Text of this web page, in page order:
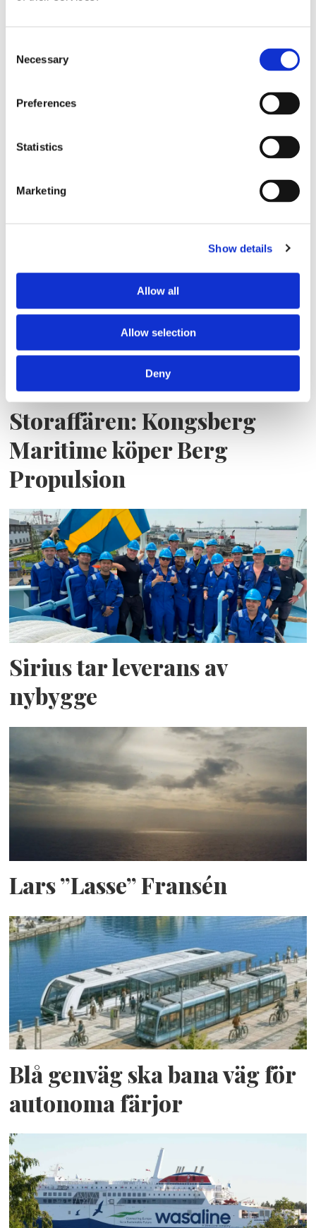
Selection
Necessary
Preferences
Statistics
Marketing
Show details
Allow all
Allow selection
Deny
bränslekostnader men
Storaffären: Kongsberg
Maritime köper Berg
Propulsion
Sirius tar leverans av
nybygge
Lars ”Lasse” Fransén
Blå genväg ska bana väg för
autonoma färjor